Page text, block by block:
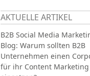
AKTUELLE ARTIKEL
B2B Social Media
Blog: Warum sollten B2B
Unternehmen einen
für ihr Content Marketing